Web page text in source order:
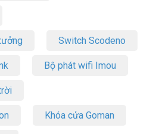
Switch Scodeno
Bộ phát wifi Imou
Khóa cửa Goman